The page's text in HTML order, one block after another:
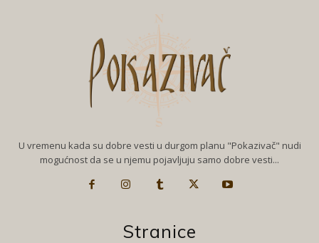
U vremenu kada su dobre vesti u durgom planu "Pokazivač" nudi
mogućnost da se u njemu pojavljuju samo dobre vesti...
Stranice